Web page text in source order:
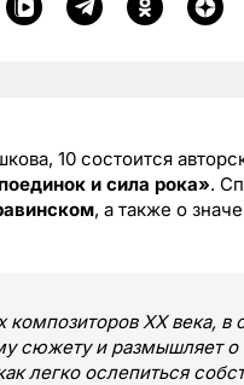
10 состоится
и сила рока».
, а также о
XX века, в
сюжету и размышляет о
легко ослепиться